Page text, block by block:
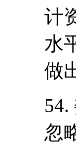
计
水
做
忽